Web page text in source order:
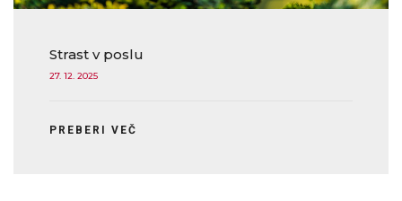
Strast v poslu
27. 12. 2025
PREBERI VEČ